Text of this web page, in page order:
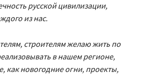
русской цивилизации,
из нас.
строителям желаю жить по
в нашем регионе,
как новогодние огни, проекты,